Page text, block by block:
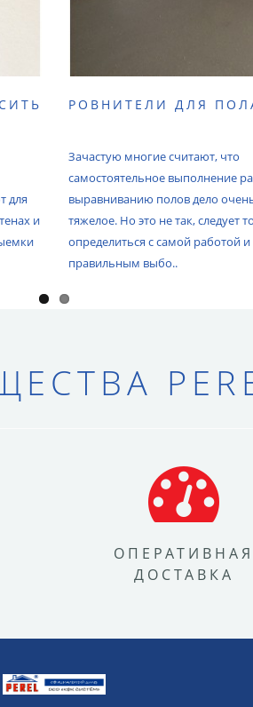
для
и
РОВНИТЕЛИ ДЛЯ
Зачастую многие считают, что
самостоятельное выполнение
выравниванию полов дело
тяжелое. Но это не так, следует
определиться с самой работой и
правильным выбо..
ДОСТАВКА